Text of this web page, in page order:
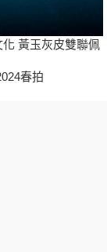
化 黃玉灰皮雙聯佩
春拍